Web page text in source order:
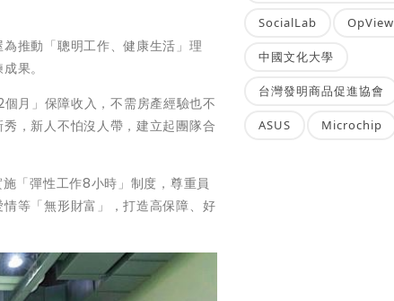
推動「聰明工作、健康生活」理
果。
月」保障收入，不需房產經驗也不
，新人不怕沒人帶，建立起團隊合
「彈性工作8小時」制度，尊重員
等「無形財富」，打造高保障、好
SocialLab OpView
中國文化大學
台灣發明商品促進協會
ASUS Microchip